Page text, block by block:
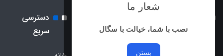
شعار ما
نصب با شما، خیالت با سگال
بستن
ساماندهی
دسترسی
سریع